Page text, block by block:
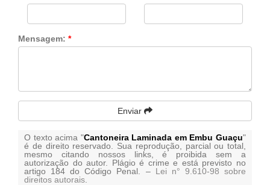
Mensagem: *
Enviar
O texto acima "Cantoneira Laminada em Embu Guaçu"
é de direito reservado. Sua reprodução, parcial ou total,
mesmo citando nossos links, é proibida sem a
autorização do autor. Plágio é crime e está previsto no
artigo 184 do Código Penal. – Lei n° 9.610-98 sobre
direitos autorais